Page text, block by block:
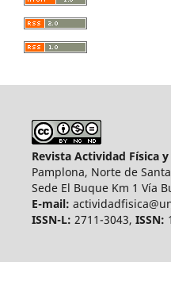
Revista Actividad Física
Pamplona, Norte de
Sede El Buque Km 1 Vía
E-mail:
ISSN-L: 2711-3043, ISSN: